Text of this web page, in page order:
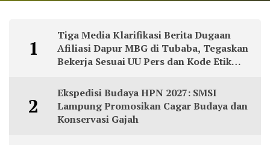
1
Tiga Media Klarifikasi Berita Dugaan
Afiliasi Dapur MBG di Tubaba, Tegaskan
Bekerja Sesuai UU Pers dan Kode Etik
2
Ekspedisi Budaya HPN 2027: SMSI
Lampung Promosikan Cagar Budaya dan
Konservasi Gajah